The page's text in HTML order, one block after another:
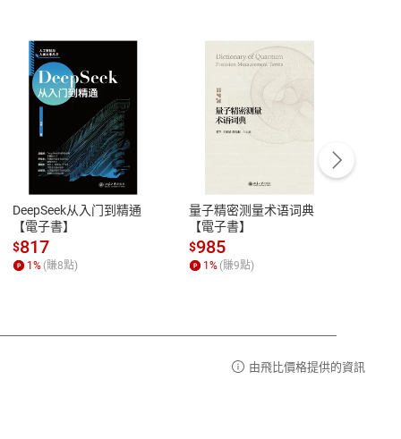
性
參
客服資訊
服務時間：週一到週五 10:00-12:00、
13:00-17:00 (國定假日及例假日休息)
客服電話：0080-1857077
DeepSeek从入门到精通
【電子書】
$817
1% (賺8點)
量子精密测量术语词典
【電子書】
$985
1% (賺9點)
由飛比價格提供的資訊